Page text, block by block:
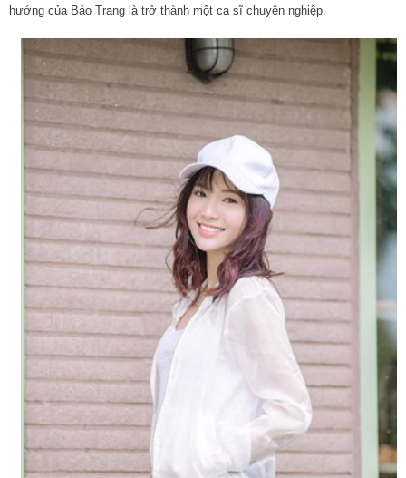
hướng của Bảo Trang là trở thành một ca sĩ chuyên nghiệp.